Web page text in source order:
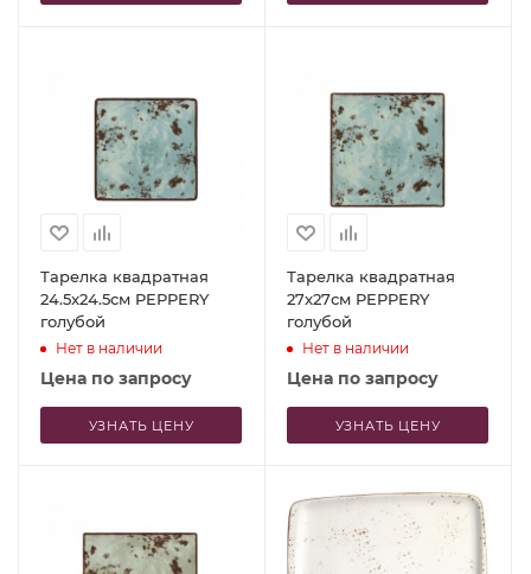
Тарелка квадратная
24.5x24.5см PEPPERY
голубой
Нет в наличии
Цена по запросу
УЗНАТЬ ЦЕНУ
Тарелка квадратная
27x27см PEPPERY
голубой
Нет в наличии
Цена по запросу
УЗНАТЬ ЦЕНУ